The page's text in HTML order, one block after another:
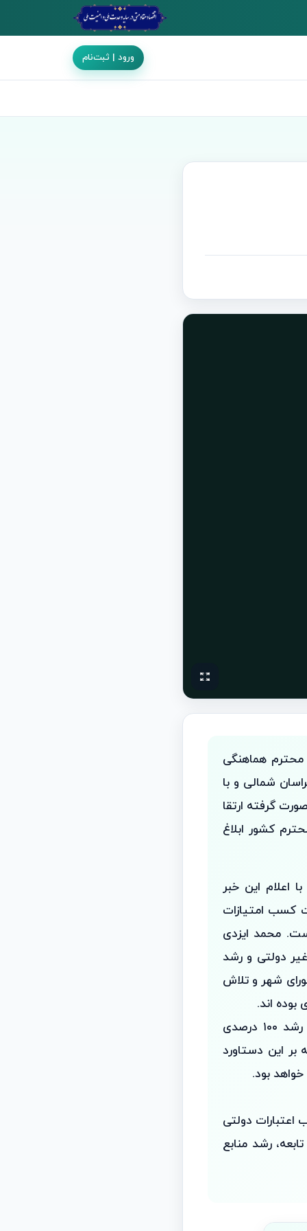
ورود | ثبت‌نام
محترم هماهنگی
شمالی و با
گرفته ارتقا
وزیر محترم کشور ابلاغ
اعلام این خبر
هر ۴ سال یکبار در صورت کسب امتیازات
درجه شهرداری مربوط به سال ۱۳۹۰ بوده است. محمد ایزدی
دولتی و رشد
شهر و تلاش
بوده اند.
ایزدی خاطر نشان کرد: بودجه شهرداری در سال جاری به نسبت سال گذشته رشد ۱۰۰ درصدی
نهایتا با تکیه بر این دستاورد
بود.
اعتبارات دولتی
رشد منابع